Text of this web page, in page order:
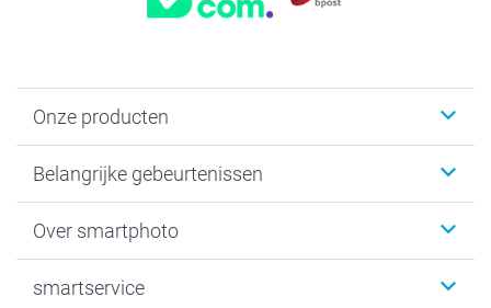
Onze producten
Fotogeschenken
Fotoprints, Fotoposter & Fotoalbum met fotoprints
MyNameBook
Belangrijke gebeurtenissen
Baby
Communie- en Lentefeest
Over smartphoto
Duurzaamheid
smartservice